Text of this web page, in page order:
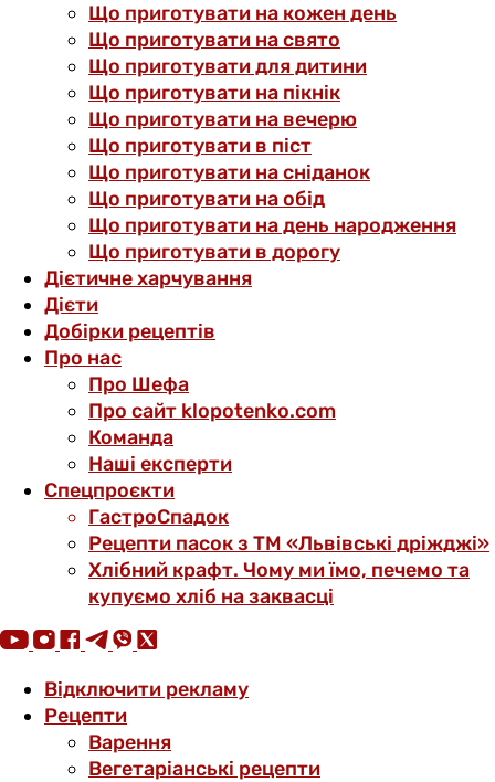
Що приготувати на кожен день
Що приготувати на свято
Що приготувати для дитини
Що приготувати на пікнік
Що приготувати на вечерю
Що приготувати в піст
Що приготувати на сніданок
Що приготувати на обід
Що приготувати на день народження
Що приготувати в дорогу
Дієтичне харчування
Дієти
Добірки рецептів
Про нас
Про Шефа
Про сайт klopotenko.com
Команда
Наші експерти
Спецпроєкти
ГастроСпадок
Рецепти пасок з ТМ «Львівські дріжджі»
Хлібний крафт. Чому ми їмо, печемо та
купуємо хліб на заквасці
Відключити рекламу
Рецепти
Варення
Вегетаріанські рецепти